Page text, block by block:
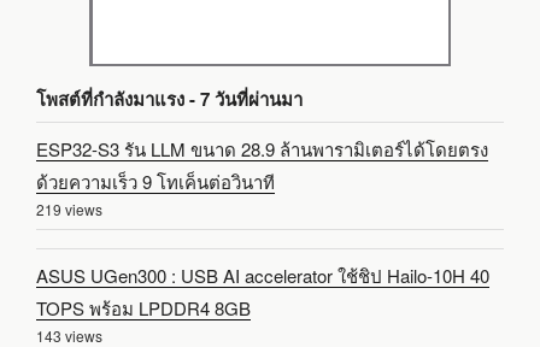
โพสต์ที่กำลังมาแรง - 7 วันที่ผ่านมา
ESP32-S3 รัน LLM ขนาด 28.9 ล้านพารามิเตอร์ได้โดยตรง
ด้วยความเร็ว 9 โทเค็นต่อวินาที
219 views
ASUS UGen300 : USB AI accelerator ใช้ชิป Hailo-10H 40
TOPS พร้อม LPDDR4 8GB
143 views